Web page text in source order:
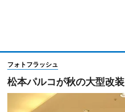
フォトフラッシュ
松本パルコが秋の大型改装